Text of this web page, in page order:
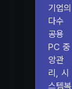
기업의
다수
공용
PC 중
앙관
리, 시
스템복